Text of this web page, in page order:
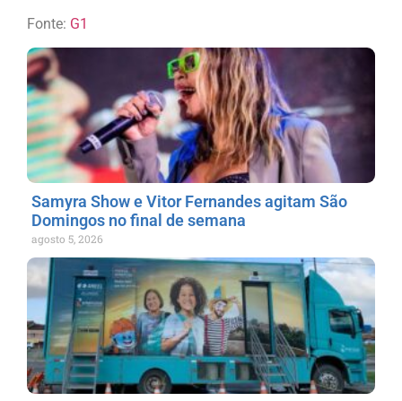
Fonte: G1
Samyra Show e Vitor Fernandes agitam São
Domingos no final de semana
agosto 5, 2026